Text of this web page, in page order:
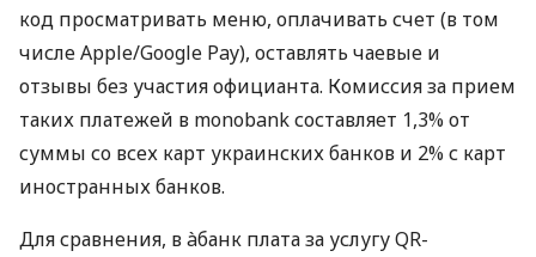
код просматривать меню, оплачивать счет (в том
числе Apple/Google Pay), оставлять чаевые и
отзывы без участия официанта. Комиссия за прием
таких платежей в monobank составляет 1,3% от
суммы со всех карт украинских банков и 2% с карт
иностранных банков.
Для сравнения, в àбанк плата за услугу QR-